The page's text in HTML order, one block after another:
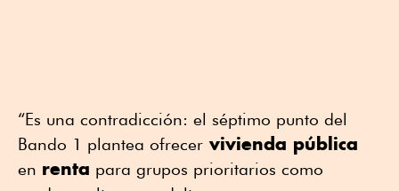
“Es una contradicción: el séptimo punto del
Bando 1 plantea ofrecer vivienda pública
en renta para grupos prioritarios como